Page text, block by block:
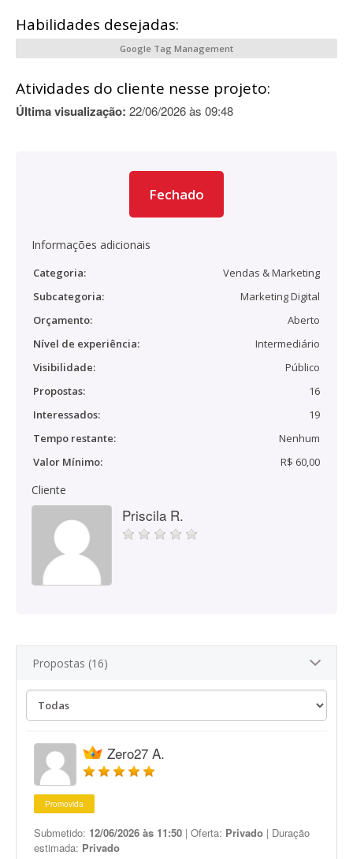
Habilidades desejadas:
Google Tag Management
Atividades do cliente nesse projeto:
Última visualização: 22/06/2026 às 09:48
Fechado
Informações adicionais
Categoria:
Vendas & Marketing
Subcategoria:
Marketing Digital
Orçamento:
Aberto
Nível de experiência:
Intermediário
Visibilidade:
Público
Propostas:
16
Interessados:
19
Tempo restante:
Nenhum
Valor Mínimo:
R$ 60,00
Cliente
Priscila R.
Propostas (16)
Zero27 A.
Promovida
Submetido: 12/06/2026 às 11:50 | Oferta: Privado | Duração
estimada: Privado